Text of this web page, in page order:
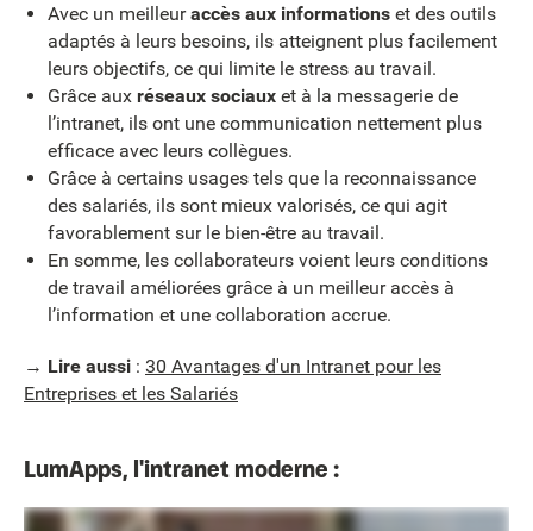
Avec un meilleuraccès aux informationset des outils
adaptés à leurs besoins, ils atteignent plus facilement
leurs objectifs, ce qui limite le stress au travail.
Grâce aux réseaux sociauxet à la messagerie de
l’intranet, ils ont une communication nettement plus
efficace avec leurs collègues.
Grâce à certains usages tels que la reconnaissance
des salariés, ils sont mieux valorisés, ce qui agit
favorablement sur le bien-être au travail.
En somme, les collaborateurs voient leurs conditions
de travail améliorées grâce à un meilleur accès à
l’information et une collaboration accrue.
→ Lire aussi : 30 Avantages d'un Intranet pour les
Entreprises et les Salariés
LumApps, l'intranet moderne :